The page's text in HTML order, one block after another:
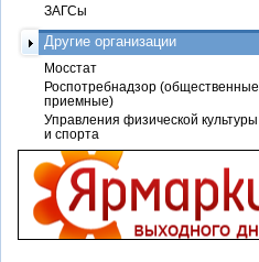
ЗАГСы
Другие организации
Мосстат
Роспотребнадзор (общественные
приемные)
Управления физической культуры
и спорта